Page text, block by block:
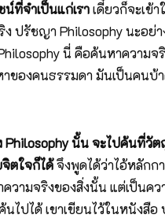
ที่จำเป็นแก่เราเดี๋ยวก็จะเข้
ปรัชญา Philosophy นะอย่า
นี่ คือค้นหาความจริ
ของคนธรรมดา มันเป็นคนบ้
นั้น จะไปค้นที่วั
ตใจก็ได้จึงพูดได้ว่าไอ้หลักก
วามจริงของสิ่งนั้น แต่เป็นคว
ปได้ เขาเขียนไว้ในหนังสือ